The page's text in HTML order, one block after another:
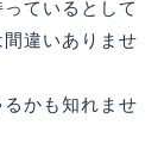
ているとして
違いありませ
かも知れませ